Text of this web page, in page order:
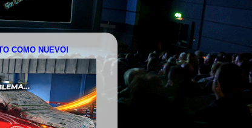
COMO NUEVO!